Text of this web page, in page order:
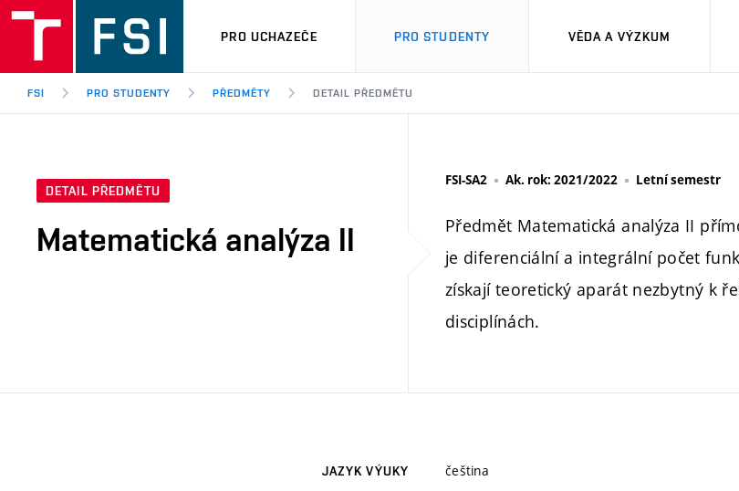
PRO UCHAZEČE PRO STUDENTY VĚDA A VÝZKUM
FSI PRO STUDENTY PŘEDMĚTY DETAIL PŘEDMĚTU
DETAIL PŘEDMĚTU
Matematická analýza II
FSI-SA2 Ak. rok: 2021/2022 Letní semestr
Předmět Matematická analýza II
je diferenciální a integrální počet
získají teoretický aparát nezbytný k
disciplínách.
JAZYK VÝUKY čeština